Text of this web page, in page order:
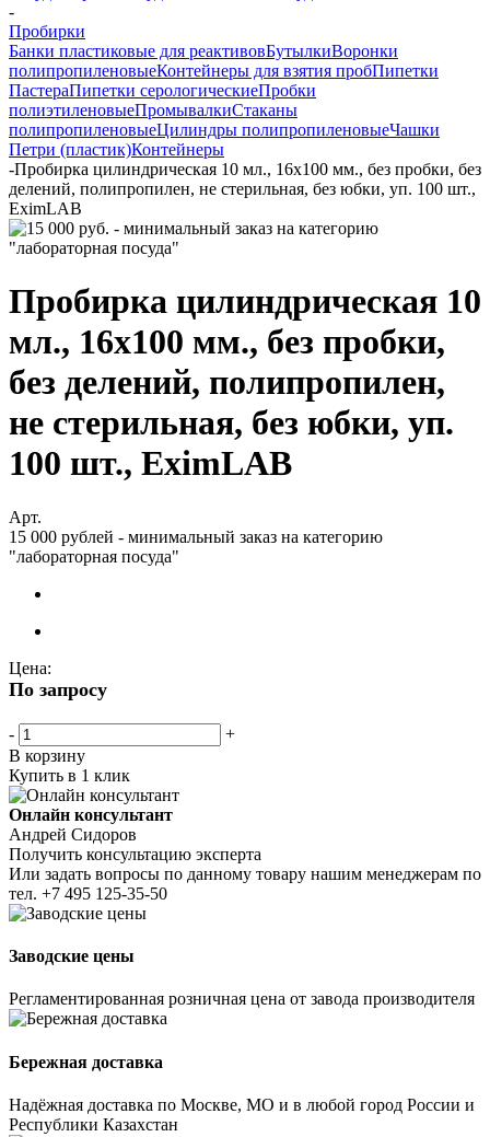
-
Пробирки
Банки пластиковые для реактивовБутылкиВоронки
полипропиленовыеКонтейнеры для взятия пробПипетки
ПастераПипетки серологическиеПробки
полиэтиленовыеПромывалкиСтаканы
полипропиленовыеЦилиндры полипропиленовыеЧашки
Петри (пластик)Контейнеры
-Пробирка цилиндрическая 10 мл., 16х100 мм., без пробки, без
делений, полипропилен, не стерильная, без юбки, уп. 100 шт.,
EximLAB
Пробирка цилиндрическая 10
мл., 16х100 мм., без пробки,
без делений, полипропилен,
не стерильная, без юбки, уп.
100 шт., EximLAB
Арт.
15 000 рублей - минимальный заказ на категорию
"лабораторная посуда"
Цена:
По запросу
-
+
В корзину
Купить в 1 клик
Онлайн консультант
Андрей Сидоров
Получить консультацию эксперта
Или задать вопросы по данному товару нашим менеджерам по
тел. +7 495 125-35-50
Заводские цены
Регламентированная розничная цена от завода производителя
Бережная доставка
Надёжная доставка по Москве, МО и в любой город России и
Республики Казахстан